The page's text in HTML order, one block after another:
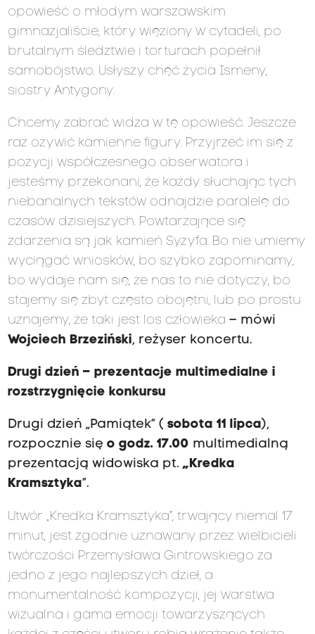
opowieść o młodym warszawskim
gimnazjaliście, który więziony w cytadeli, po
brutalnym śledztwie i torturach popełnił
samobójstwo. Usłyszy chęć życia Ismeny,
siostry Antygony.
Chcemy zabrać widza w tę opowieść. Jeszcze
raz ożywić kamienne figury. Przyjrzeć im się z
pozycji współczesnego obserwatora i
jesteśmy przekonani, że każdy słuchając tych
niebanalnych tekstów odnajdzie paralelę do
czasów dzisiejszych. Powtarzające się
zdarzenia są jak kamień Syzyfa. Bo nie umiemy
wyciągać wniosków, bo szybko zapominamy,
bo wydaje nam się, że nas to nie dotyczy, bo
stajemy się zbyt często obojętni, lub po prostu
uznajemy, że taki jest los człowieka – mówi
Wojciech Brzeziński, reżyser koncertu.
Drugi dzień – prezentacje multimedialne i
rozstrzygnięcie konkursu
Drugi dzień „Pamiątek” ( sobota 11 lipca),
rozpocznie się o godz. 17.00 multimedialną
prezentacją widowiska pt. „Kredka
Kramsztyka”.
Utwór „Kredka Kramsztyka”, trwający niemal 17
minut, jest zgodnie uznawany przez wielbicieli
twórczości Przemysława Gintrowskiego za
jedno z jego najlepszych dzieł, a
monumentalność kompozycji, jej warstwa
wizualna i gama emocji towarzyszących